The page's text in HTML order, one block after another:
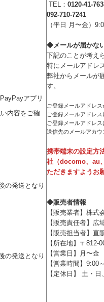
アプリ
内容をご確
の発送となり
の発送となり
TEL： 0120-41-
092-710-7241
（平日 月〜金）
◆メールが届かな
下記のことが考え
特にメールアドレ
弊社からメールが
す。
ご登録メールアドレ
ご登録メールアドレ
ご登録メールアドレ
送信先のメールアカ
携帯端末の設定方
社（docomo、au
ただきますようお
◆販売者情報
【販売業者】株式
【販売責任者】
【販売担当者】直
【所在地】〒
【営業日】月〜金
【営業時間】9:00
【定休日】 土 ・